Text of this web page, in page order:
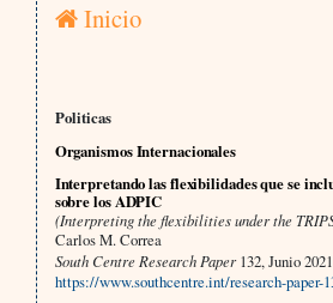
Inicio
Politicas
Organismos Internacionales
Interpretando las flexibilidades que se
sobre los ADPIC
(Interpreting the flexibilities under the
Carlos M. Correa
South Centre Research Paper132, Junio 2021
https://www.southcentre.int/research-paper-